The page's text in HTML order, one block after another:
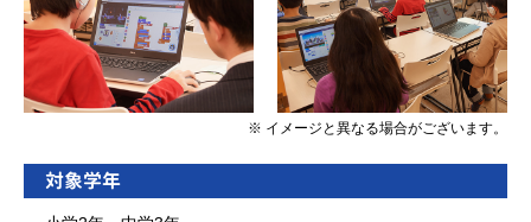
※ イメージと異なる場合がございます。
対象学年